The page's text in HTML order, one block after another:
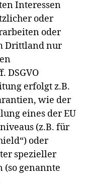
Interessen
oder
oder
Drittland nur
DSGVO
erfolgt z.B.
wie der
eines der EU
(z.B. für
oder
spezieller
genannte